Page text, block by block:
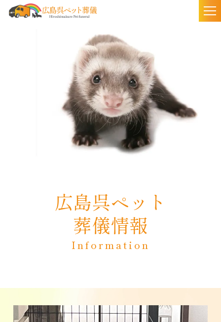
広島呉ペット
葬儀情報
Information